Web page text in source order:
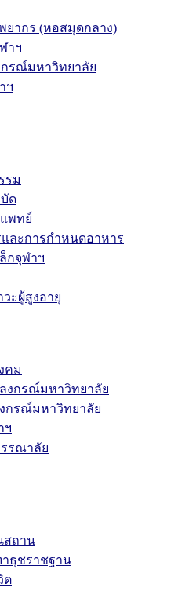
ยากร (หอสมุดกลาง)
าฯ
รณ์มหาวิทยาลัย
ฯ
รม
ด
พทย์
ละการกำหนดอาหาร
กจุฬาฯ
ะผู้สูงอายุ
คม
งกรณ์มหาวิทยาลัย
กรณ์มหาวิทยาลัย
ฯ
รณาลัย
ถาน
ธุชราชฐาน
ต